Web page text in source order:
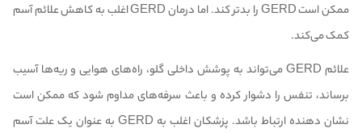
ممکن است GERD را بدتر کند. اما درمان GERD اغلب به کاهش علائم آسم
کمک می‌کند.
علائم GERD می‌تواند به پوشش داخلی گلو، راه‌های هوایی و ریه‌ها آسیب
برساند، تنفس را دشوار کرده و باعث سرفه‌های مداوم شود که ممکن است
نشان دهنده ارتباط باشد. پزشکان اغلب به GERD به عنوان یک علت آسم